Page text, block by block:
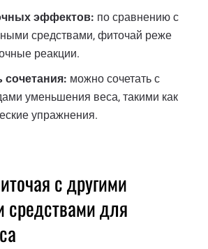
эффектов: по сравнению с
средствами, фиточай реже
реакции.
сочетания: можно сочетать с
уменьшения веса, такими как
упражнения.
с другими
средствами для